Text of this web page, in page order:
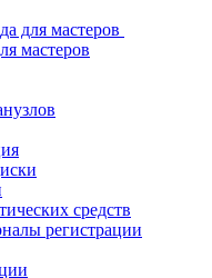
для мастеров
мастеров
средств
регистрации